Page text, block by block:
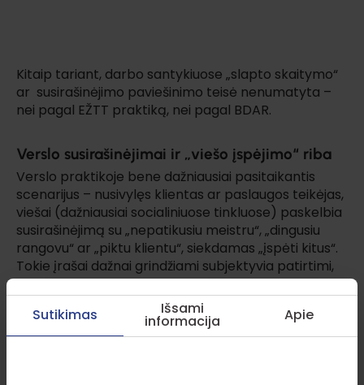
Kitaip tariant, darbo santykiuose „slapto skaitymo“
ar susirašinėjimo paviešinimo teisė nenumatyta –
nei pagal EŽTT praktiką, nei pagal BDAR.
Verslo susirašinėjimai ir „viešo įspėjimo“ riba
Verslo praktikoje bene dažniausiai pasitaikantis
scenarijus – nusivylęs klientas ar paslaugos teikėjas,
viešai (dažniausiai socialiniuose tinkluose) paskelbia
susirašinėjimą su „nepatikusiu meistru“, „dingusiu
rangovu“ ar „piktu klientu“, siekdamas „įspėti kitus“.
Tokie įrašai dažnai grindžiami subjektyvia patirtimi,
tačiau pateikiami kaip faktinis įrodymas, paremtas
ekrano nuotraukomis.
Sutikimas Išsami
informacija Apie